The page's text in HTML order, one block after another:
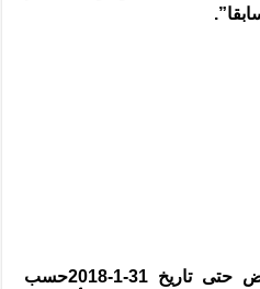
يمتلكون فرصة تقديم اعتراض حتى تاريخ 31-1-2018حسب